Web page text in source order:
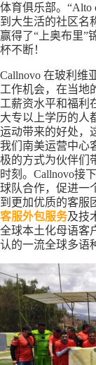
体育俱乐部。“Alto
到大生活的社区名
赢得了“上奥布里”
杯不断！
Callnovo 在玻利维
工作机会，在当地
工薪资水平和福利
大专以上学历的人
运动带来的好处，
我们南美运营中心
极的方式为伙伴们
时刻。Callnovo接
球队合作，促进一
到更加优质的客服
客服外包服务及技
全球本土化母语客
认的一流全球多语